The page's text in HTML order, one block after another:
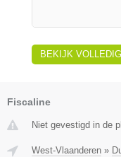
BEKIJK
Fiscaline
Niet gevestigd in de
West-Vlaanderen »